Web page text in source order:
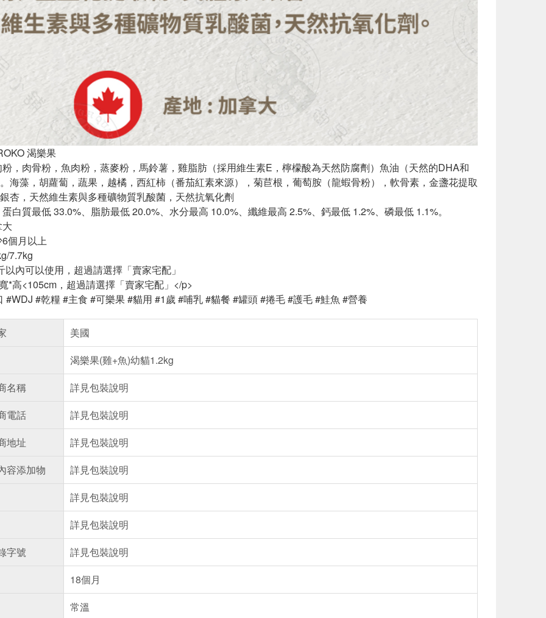
渴樂果
，肉骨粉，魚肉粉，蒸麥粉，馬鈴薯，雞脂肪（採用維生素E，檸檬酸為天然防腐劑）魚油（天然的DHA和
海藻，胡蘿蔔，蔬果，越橘，西紅柿（番茄紅素來源），菊苣根，葡萄胺（龍蝦骨粉），軟骨素，金盞花提取
杏，天然維生素與多種礦物質乳酸菌，天然抗氧化劑
白質最低 33.0%、脂肪最低 20.0%、水分最高 10.0%、纖維最高 2.5%、鈣最低 1.2%、磷最低 1.1%。
個月以上
7.7kg
以內可以使用，超過請選擇「賣家宅配」
*高<105cm，超過請選擇「賣家宅配」</p>
#WDJ #乾糧 #主食 #可樂果 #貓用 #1歲 #哺乳 #貓餐 #罐頭 #捲毛 #護毛 #鮭魚 #營養
美國
渴樂果(雞+魚)幼貓1.2kg
名稱
詳見包裝說明
電話
詳見包裝說明
地址
詳見包裝說明
容添加物
詳見包裝說明
詳見包裝說明
詳見包裝說明
字號
詳見包裝說明
18個月
常溫